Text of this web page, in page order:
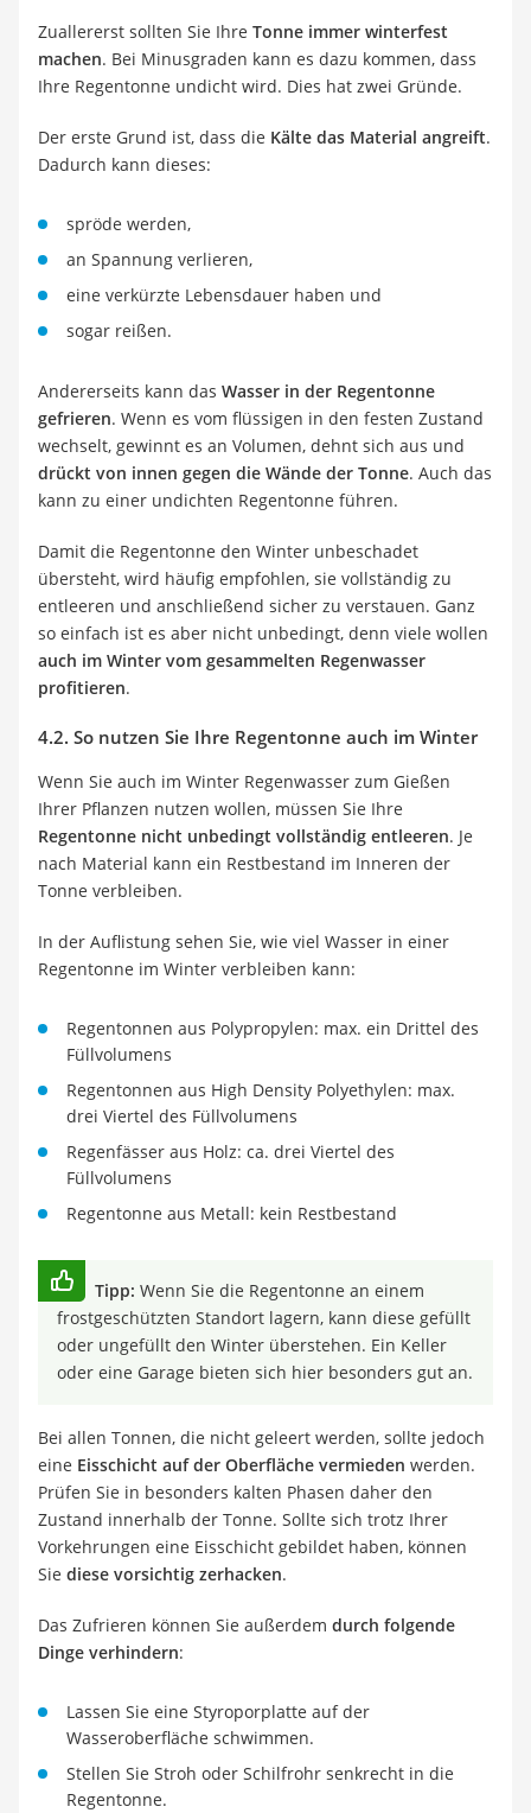
Zuallererst sollten Sie Ihre Tonne immer winterfest
machen. Bei Minusgraden kann es dazu kommen, dass
Ihre Regentonne undicht wird. Dies hat zwei Gründe.
Der erste Grund ist, dass die Kälte das Material angreift.
Dadurch kann dieses:
spröde werden,
an Spannung verlieren,
eine verkürzte Lebensdauer haben und
sogar reißen.
Andererseits kann das Wasser in der Regentonne
gefrieren. Wenn es vom flüssigen in den festen Zustand
wechselt, gewinnt es an Volumen, dehnt sich aus und
drückt von innen gegen die Wände der Tonne. Auch das
kann zu einer undichten Regentonne führen.
Damit die Regentonne den Winter unbeschadet
übersteht, wird häufig empfohlen, sie vollständig zu
entleeren und anschließend sicher zu verstauen. Ganz
so einfach ist es aber nicht unbedingt, denn viele wollen
auch im Winter vom gesammelten Regenwasser
profitieren.
4.2. So nutzen Sie Ihre Regentonne auch im Winter
Wenn Sie auch im Winter Regenwasser zum Gießen
Ihrer Pflanzen nutzen wollen, müssen Sie Ihre
Regentonne nicht unbedingt vollständig entleeren. Je
nach Material kann ein Restbestand im Inneren der
Tonne verbleiben.
In der Auflistung sehen Sie, wie viel Wasser in einer
Regentonne im Winter verbleiben kann:
Regentonnen aus Polypropylen: max. ein Drittel des
Füllvolumens
Regentonnen aus High Density Polyethylen: max.
drei Viertel des Füllvolumens
Regenfässer aus Holz: ca. drei Viertel des
Füllvolumens
Regentonne aus Metall: kein Restbestand
Tipp: Wenn Sie die Regentonne an einem
frostgeschützten Standort lagern, kann diese gefüllt
oder ungefüllt den Winter überstehen. Ein Keller
oder eine Garage bieten sich hier besonders gut an.
Bei allen Tonnen, die nicht geleert werden, sollte jedoch
eine Eisschicht auf der Oberfläche vermieden werden.
Prüfen Sie in besonders kalten Phasen daher den
Zustand innerhalb der Tonne. Sollte sich trotz Ihrer
Vorkehrungen eine Eisschicht gebildet haben, können
Sie diese vorsichtig zerhacken.
Das Zufrieren können Sie außerdem durch folgende
Dinge verhindern:
Lassen Sie eine Styroporplatte auf der
Wasseroberfläche schwimmen.
Stellen Sie Stroh oder Schilfrohr senkrecht in die
Regentonne.